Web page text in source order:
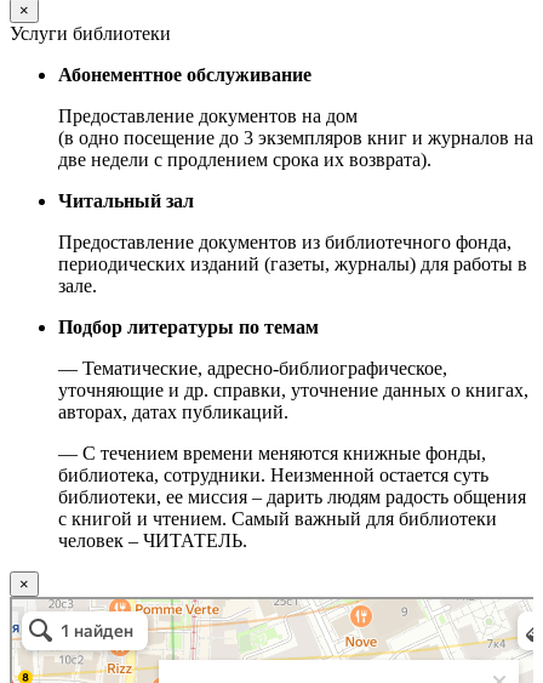
×
Услуги библиотеки
Абонементное обслуживание
Предоставление документов на дом
(в одно посещение до 3 экземпляров книг и журналов на
две недели с продлением срока их возврата).
Читальный зал
Предоставление документов из библиотечного фонда,
периодических изданий (газеты, журналы) для работы в
зале.
Подбор литературы по темам
— Тематические, адресно-библиографическое,
уточняющие и др. справки, уточнение данных о книгах,
авторах, датах публикаций.
— С течением времени меняются книжные фонды,
библиотека, сотрудники. Неизменной остается суть
библиотеки, ее миссия – дарить людям радость общения
с книгой и чтением. Самый важный для библиотеки
человек – ЧИТАТЕЛЬ.
×
Москва
Малый Татарский переулок, 8 на карте Москвы, ближайшее метро Новокузнецкая —
Яндекс.Карты